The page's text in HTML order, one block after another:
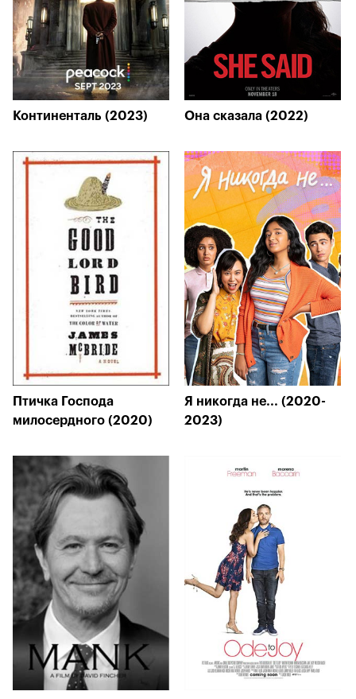
Континенталь (2023) Она сказала (2022)
Птичка Господа
милосердного (2020)
Я никогда не... (2020-
2023)